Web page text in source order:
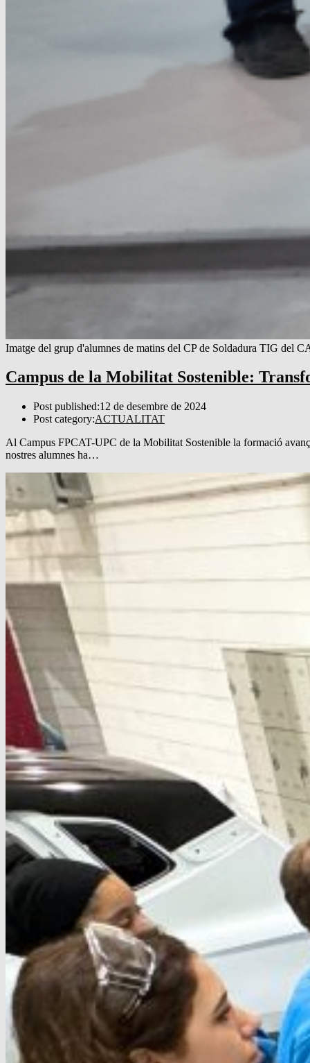
Imatge del grup d'alumnes de matins del CP de Soldadura TIG del
Campus de la Mobilitat Sostenible:
Post published:12 de desembre de 2024
Post category:ACTUALITAT
Al Campus FPCAT-UPC de la Mobilitat Sostenible la formació
nostres alumnes ha…